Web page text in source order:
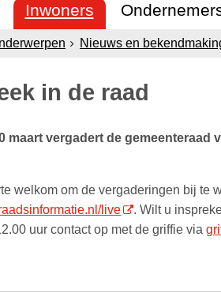
Inwoners
Nieuws en
in de raad
maart vergadert de gemeenteraad
welkom om de vergaderingen bij te
live
. Wilt u
uur contact op met de griffie via